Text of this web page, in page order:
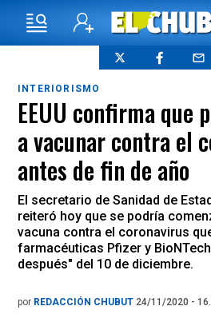
INTERIORISMO
EEUU confirma que
a vacunar contra el
antes de fin de año
El secretario de Sanidad de
reiteró hoy que se podría
vacuna contra el coronavirus
farmacéuticas Pfizer y
después" del 10 de diciembre.
por REDACCIÓN CHUBUT 24/11/2020 -